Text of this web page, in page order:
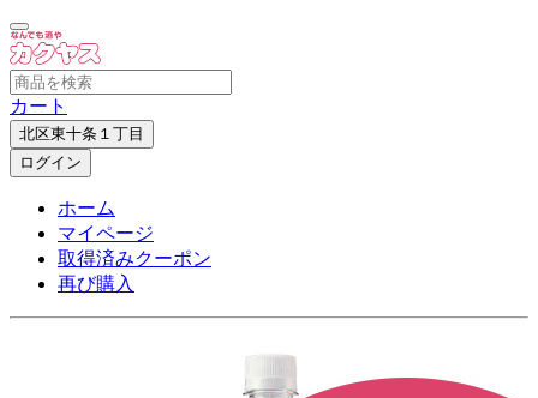
カート
北区東十条１丁目
ログイン
ホーム
マイページ
取得済みクーポン
再び購入